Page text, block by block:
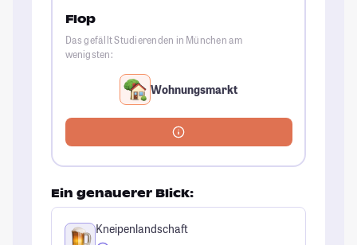
Flop
Das gefällt Studierenden in München am
wenigsten:
Wohnungsmarkt
Ein genauerer Blick:
Kneipenlandschaft